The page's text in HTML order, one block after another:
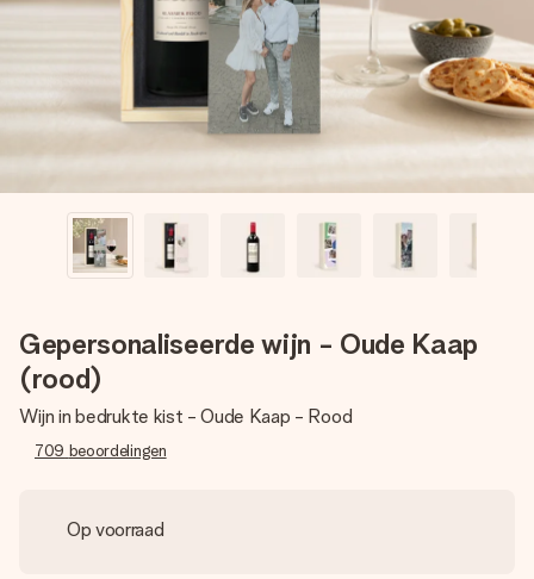
jullie foto of een boodschap die raakt. Zonder gedoe, maar
met alle aandacht voor het moment.
Gepersonaliseerde wijn - Oude Kaap
(rood)
Wijn in bedrukte kist - Oude Kaap - Rood
709 beoordelingen
Op voorraad